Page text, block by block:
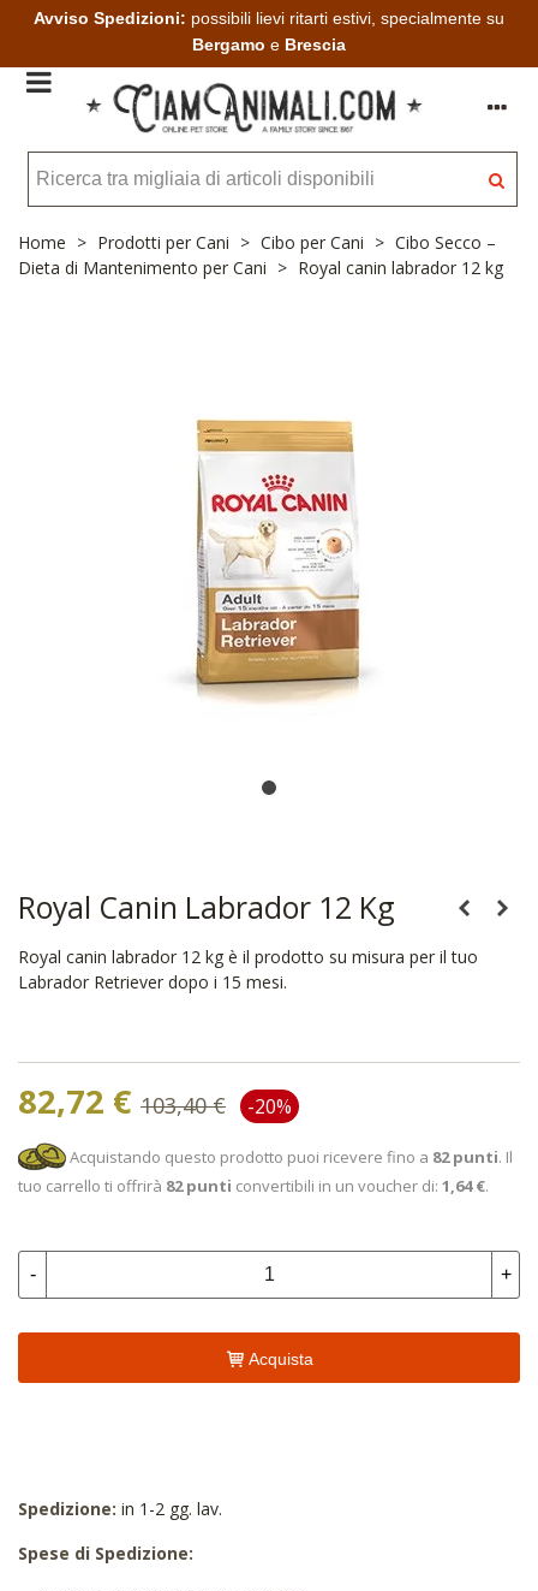
Avviso Spedizioni: possibili lievi ritarti estivi, specialmente su
Bergamo e Brescia
Home > Prodotti per Cani > Cibo per Cani > Cibo Secco –
Dieta di Mantenimento per Cani > Royal canin labrador 12 kg
Royal Canin Labrador 12 Kg
Royal canin labrador 12 kg è il prodotto su misura per il tuo
Labrador Retriever dopo i 15 mesi.
82,72 € 103,40 € -20%
Acquistando questo prodotto puoi ricevere fino a 82 punti. Il
tuo carrello ti offrirà 82punti convertibili in un voucher di: 1,64 €.
- +
Acquista
Spedizione: in 1-2 gg. lav.
Spese di Spedizione: